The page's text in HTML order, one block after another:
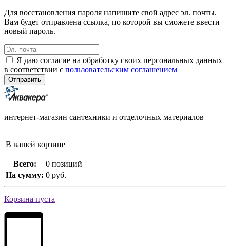
Для восстановления пароля напишите свой адрес эл. почты.
Вам будет отправлена ссылка, по которой вы сможете ввести
новый пароль.
Я даю согласие на обработку своих персональных данных
в соответствии с пользовательским соглашением
интернет-магазин сантехники и отделочных материалов
В вашей корзине
Всего:
0 позиций
На сумму: 0 руб.
Корзина пуста